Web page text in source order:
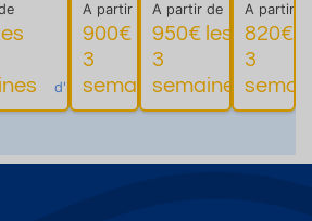
et
d'informations
anci
en
Déc
A partir de
900€ les
3
semaines
d'informations
celesti
ns et
parcs
A partir de
950€ les
3
semaines
gra
nde
res
A partir
820€
3